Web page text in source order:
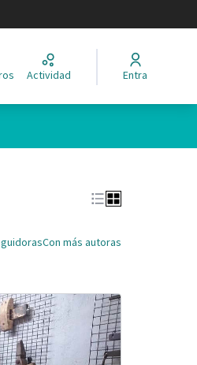
Actividad Entra
Con más autoras